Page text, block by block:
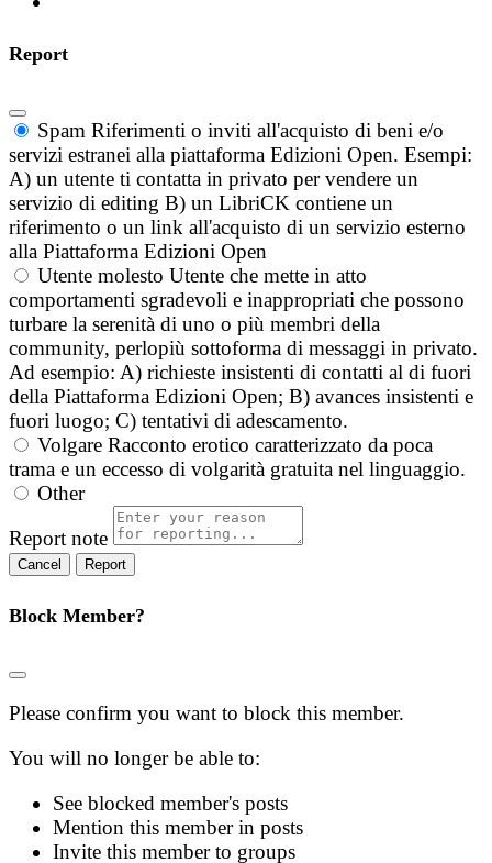
Report
Spam Riferimenti o inviti all'acquisto di beni e/o
servizi estranei alla piattaforma Edizioni Open. Esempi:
A) un utente ti contatta in privato per vendere un
servizio di editing B) un LibriCK contiene un
riferimento o un link all'acquisto di un servizio esterno
alla Piattaforma Edizioni Open
Utente molesto Utente che mette in atto
comportamenti sgradevoli e inappropriati che possono
turbare la serenità di uno o più membri della
community, perlopiù sottoforma di messaggi in privato.
Ad esempio: A) richieste insistenti di contatti al di fuori
della Piattaforma Edizioni Open; B) avances insistenti e
fuori luogo; C) tentativi di adescamento.
Volgare Racconto erotico caratterizzato da poca
trama e un eccesso di volgarità gratuita nel linguaggio.
Other
Report note
Report
Block Member?
Please confirm you want to block this member.
You will no longer be able to:
See blocked member's posts
Mention this member in posts
Invite this member to groups